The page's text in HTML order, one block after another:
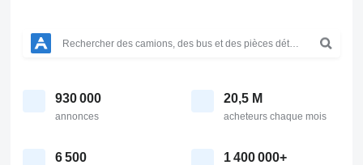
930 000
annonces
20,5 M
acheteurs chaque mois
6 500 1 400 000+